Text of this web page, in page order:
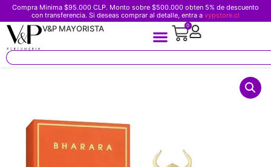
Compra Minima $95.000 CLP. Monto sobre $500.000 obten 5% de descuento
con transferencia. Si deseas comprar al detalle, entra a vypstore.cl
V&P MAYORISTA 0